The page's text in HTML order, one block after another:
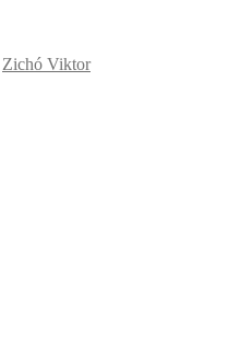
Zichó Viktor